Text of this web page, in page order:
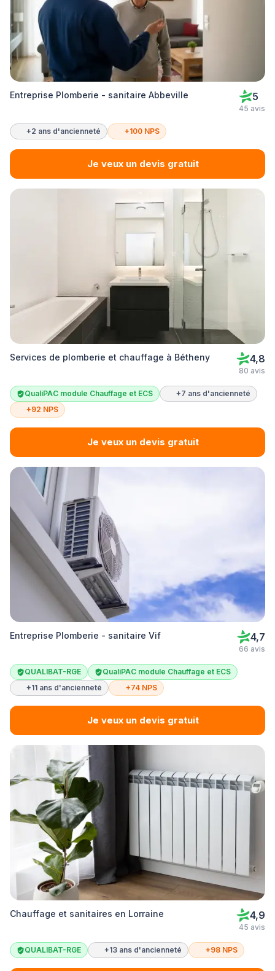
Entreprise Plomberie - sanitaire Abbeville 5
45 avis
+2 ans d'ancienneté +100 NPS
Je veux un devis gratuit
Services de plomberie et chauffage à Bétheny 4,8
80 avis
QualiPAC module Chauffage et ECS
+7 ans d'ancienneté
+92 NPS
Je veux un devis gratuit
Entreprise Plomberie - sanitaire Vif 4,7
66 avis
QUALIBAT-RGE
QualiPAC module Chauffage et ECS
+11 ans d'ancienneté
+74 NPS
Je veux un devis gratuit
Chauffage et sanitaires en Lorraine 4,9
45 avis
QUALIBAT-RGE +13 ans d'ancienneté +98 NPS